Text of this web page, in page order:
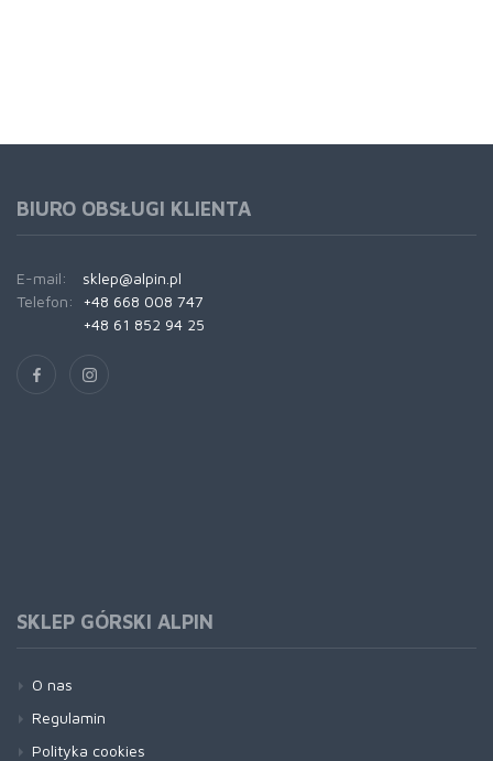
BIURO OBSŁUGI KLIENTA
E-mail:
sklep@alpin.pl
Telefon:
+48 668 008 747
+48 61 852 94 25
SKLEP GÓRSKI ALPIN
O nas
Regulamin
Polityka cookies